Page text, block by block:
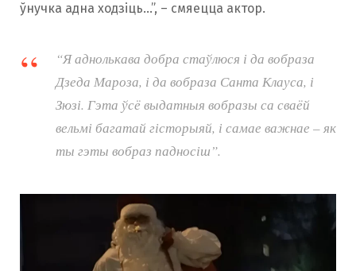
ўнучка адна ходзіць…”, – смяецца актор.
“Я аднолькава добра стаўлюся і да вобраза
Дзеда Мароза, і да вобраза Санта Клауса, і
Зюзі. Гэта ўсё выдатныя вобразы са сваёй
вельмі багатай гісторыяй, і самае важнае – як
ты гэты вобраз падносіш”.